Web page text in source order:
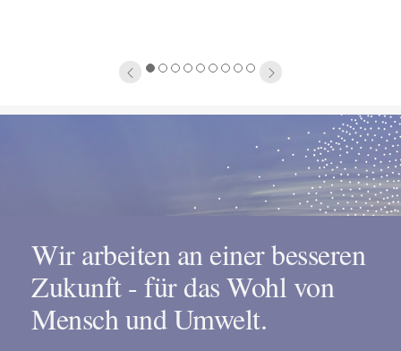
123456789
Wir arbeiten an einer besseren
Zukunft - für das Wohl von
Mensch und Umwelt.